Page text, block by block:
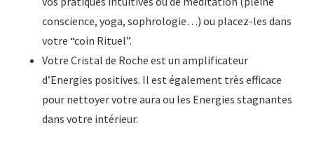
conscience, yoga, sophrologie…) ou placez-les dans
votre “coin Rituel”.
Votre Cristal de Roche est un amplificateur
d’Energies positives. Il est également très efficace
pour nettoyer votre aura ou les Energies stagnantes
dans votre intérieur.